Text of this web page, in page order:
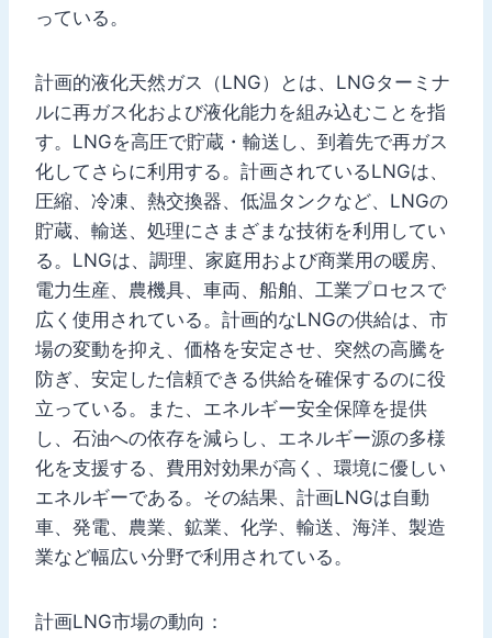
っている。
計画的液化天然ガス（LNG）とは、LNGターミナ
ルに再ガス化および液化能力を組み込むことを指
す。LNGを高圧で貯蔵・輸送し、到着先で再ガス
化してさらに利用する。計画されているLNGは、
圧縮、冷凍、熱交換器、低温タンクなど、LNGの
貯蔵、輸送、処理にさまざまな技術を利用してい
る。LNGは、調理、家庭用および商業用の暖房、
電力生産、農機具、車両、船舶、工業プロセスで
広く使用されている。計画的なLNGの供給は、市
場の変動を抑え、価格を安定させ、突然の高騰を
防ぎ、安定した信頼できる供給を確保するのに役
立っている。また、エネルギー安全保障を提供
し、石油への依存を減らし、エネルギー源の多様
化を支援する、費用対効果が高く、環境に優しい
エネルギーである。その結果、計画LNGは自動
車、発電、農業、鉱業、化学、輸送、海洋、製造
業など幅広い分野で利用されている。
計画LNG市場の動向：